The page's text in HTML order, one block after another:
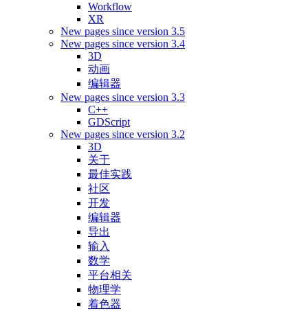
Workflow
XR
New pages since version 3.5
New pages since version 3.4
3D
动画
编辑器
New pages since version 3.3
C++
GDScript
New pages since version 3.2
3D
关于
最佳实践
社区
开发
编辑器
导出
输入
数学
平台相关
物理学
着色器